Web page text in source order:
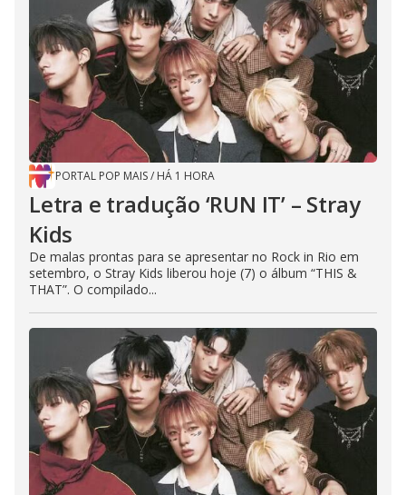
PORTAL POP MAIS/ HÁ 1 HORA
Letra e tradução ‘RUN IT’ – Stray
Kids
De malas prontas para se apresentar no Rock in Rio em
setembro, o Stray Kids liberou hoje (7) o álbum “THIS &
THAT”. O compilado...